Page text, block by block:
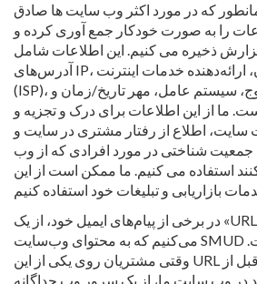
که در مورد اکثر وب سایت ها صادق
را به صورت خودکار جمع آوری کرده و
ذخیره می کنیم. این اطلاعات شامل
آدرس‌های IP، نوع مرورگر و زبان، ارائه‌دهنده خدمات اینترنت
(ISP)، صفحات ارجاع و خروج، سیستم عامل، مهر تاریخ/زمان و
ما از این اطلاعات برای درک و تجزیه و
سایت، اطلاع از رفتار مشتری در سایت و
شناختی در مورد افرادی که از وب
استفاده می کنیم. ما ممکن است از این
در برخی از پیام‌های ایمیل خود، از یک «URL کلیک کنید» استفاده
می‌کنیم که به محتوای وب‌سایت SMUD پیوند داده شده است.
وقتی مشتریان روی یکی از این URL ها کلیک می کنند، قبل از
وب سایت ما، از یک سرور وب جداگانه